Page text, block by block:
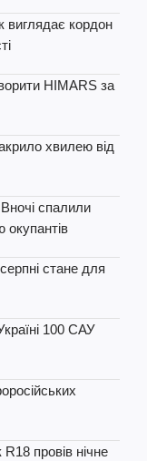
виглядає кордон
HIMARS за
хвилею від
спалили
окупантів
стане для
100 САУ
провів нічне